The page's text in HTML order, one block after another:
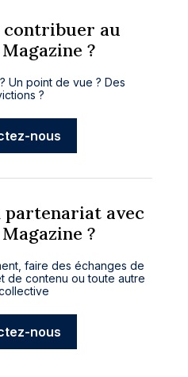
contribuer au
?
Un point de vue ? Des
?
nous
partenariat avec
?
faire des échanges de
de contenu ou toute autre
nous